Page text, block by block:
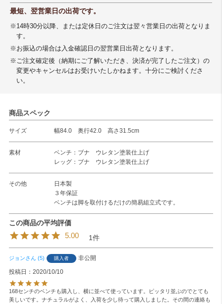
最短、翌営業日の出荷です。
※14時30分以降、または定休日のご注文は翌々営業日の出荷となりま
す。
※お振込の場合は入金確認日の翌営業日出荷となります。
※ご注文確定後（納期にご了解いただき、決済が完了したご注文）の
変更やキャンセルはお受けいたしかねます。十分にご検討くださ
い。
商品スペック
サイズ 幅84.0 奥行42.0 高さ31.5cm
素材
ベンチ：ブナ ウレタン塗装仕上げ
レッグ：ブナ ウレタン塗装仕上げ
その他
日本製
３年保証
ベンチは脚を取付けるだけの簡易組立式です。
5.00 1
ジョン 5 購入者
非公開
投稿日
2020/10/10
168センチのベンチも購入し、横に並べて使っています。ピッタリ並ぶのでとても
美しいです。ナチュラルがよく、入荷を少し待って購入しました。その間の連絡も